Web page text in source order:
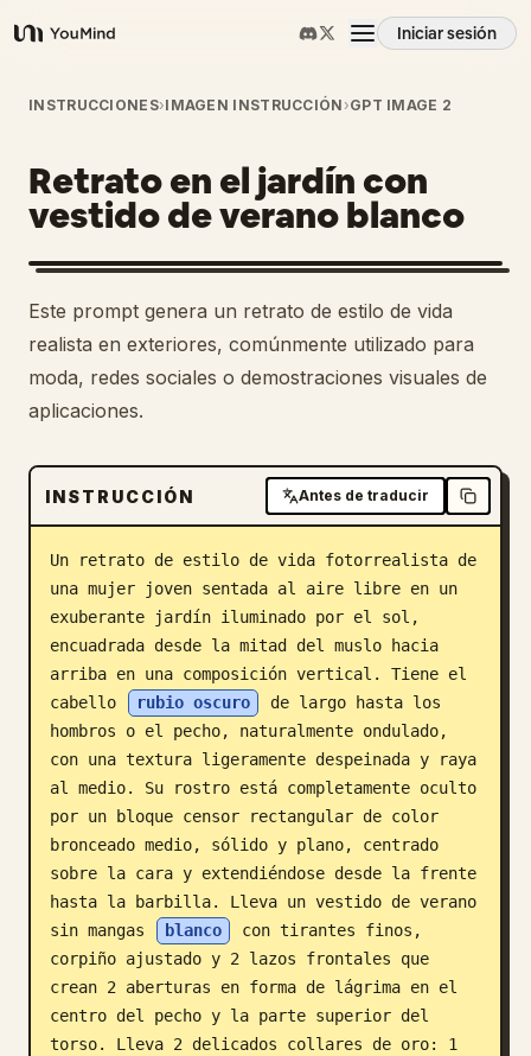
YouMind
Iniciar sesión
Resumen
Casos de uso
Habilidades
Prompts
Precios
Descargar
Blog
Actualizaciones
INSTRUCCIONES›IMAGEN INSTRUCCIÓN ›GPT IMAGE 2
Retrato en el jardín con
vestido de verano blanco
Este prompt genera un retrato de estilo de vida
realista en exteriores, comúnmente utilizado para
moda, redes sociales o demostraciones visuales de
aplicaciones.
INSTRUCCIÓN Antes de traducir
Un retrato de estilo de vida fotorrealista de
una mujer joven sentada al aire libre en un
exuberante jardín iluminado por el sol,
encuadrada desde la mitad del muslo hacia
arriba en una composición vertical. Tiene el
cabello
rubio oscuro
de largo hasta los
hombros o el pecho, naturalmente ondulado,
con una textura ligeramente despeinada y raya
al medio. Su rostro está completamente oculto
por un bloque censor rectangular de color
bronceado medio, sólido y plano, centrado
sobre la cara y extendiéndose desde la frente
hasta la barbilla. Lleva un vestido de verano
sin mangas
blanco
con tirantes finos,
corpiño ajustado y 2 lazos frontales que
crean 2 aberturas en forma de lágrima en el
centro del pecho y la parte superior del
torso. Lleva 2 delicados collares de oro: 1